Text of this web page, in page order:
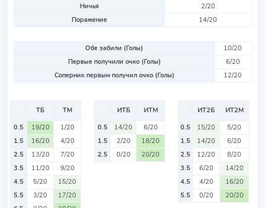
Ничья
2/20
Поражение
14/20
Обе забили (Голы)
10/20
Первые получили очко (Голы)
6/20
Соперник первым получил очко (Голы)
12/20
ТБ
ТМ
0.5
19/20
1/20
1.5
16/20
4/20
2.5
13/20
7/20
3.5
11/20
9/20
4.5
5/20
15/20
5.5
3/20
17/20
ИТБ
ИТМ
0.5
14/20
6/20
1.5
2/20
18/20
2.5
0/20 20/20
ИТ2Б
ИТ2М
0.5
15/20
5/20
1.5
14/20
6/20
2.5
12/20
8/20
3.5
6/20
14/20
4.5
4/20
16/20
5.5
0/20 20/20